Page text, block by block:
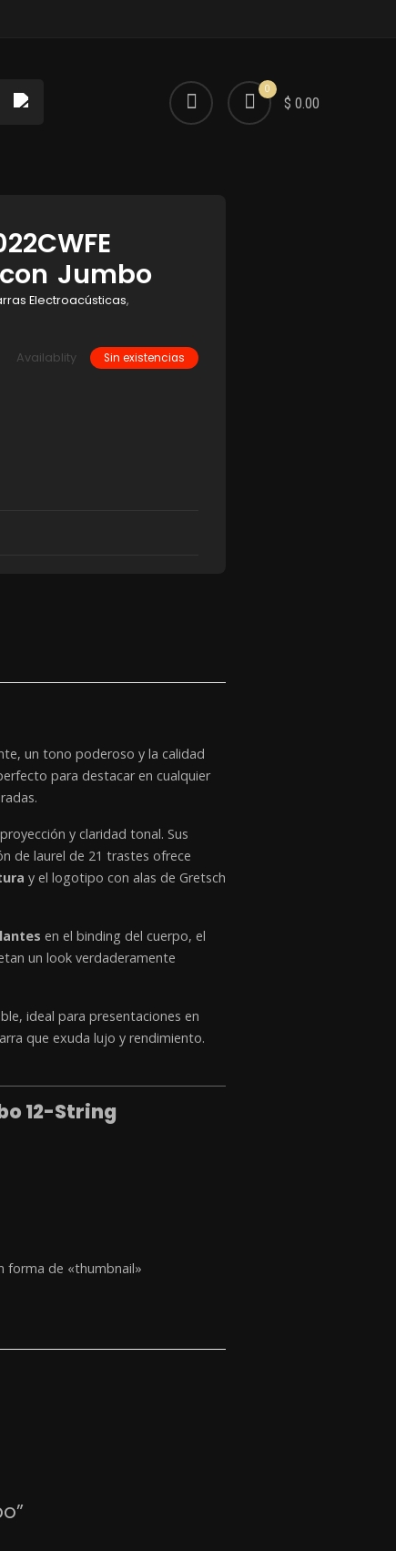
0
$ 0.00
Jumbo
Electroacústicas,
Availablity Sin existencias
un tono poderoso y la calidad
para destacar en cualquier
y claridad tonal. Sus
de laurel de 21 trastes ofrece
y el logotipo con alas de Gretsch
en el binding del cuerpo, el
un look verdaderamente
ideal para presentaciones en
que exuda lujo y rendimiento.
12-String
forma de «thumbnail»